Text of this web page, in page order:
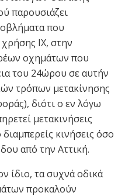
παρουσιάζει
που
ΙΧ, στην
οχημάτων που
του 24ώρου σε αυτήν
τρόπων μετακίνησης
διότι ο εν λόγω
μετακινήσεις
κινήσεις όσο
από την Αττική.
ίδιο, τα συχνά οδικά
προκαλούν